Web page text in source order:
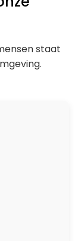
staat